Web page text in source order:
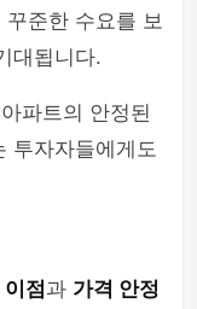
준한 수요를 보
대됩니다.
파트의 안정된
투자자들에게도
점과 가격 안정